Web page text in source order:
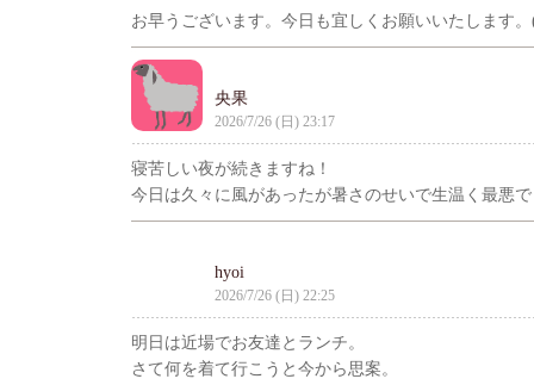
お早うございます。今日も宜しくお願いいたします
央果
2026/7/26 (日) 23:17
寝苦しい夜が続きますね！
今日は久々に風があったが暑さのせいで生温く最悪
hyoi
2026/7/26 (日) 22:25
明日は近場でお友達とランチ。
さて何を着て行こうと今から思案。